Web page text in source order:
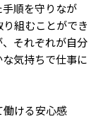
順を守りなが
組むことができ
それぞれが自分
気持ちで仕事に
ける安心感